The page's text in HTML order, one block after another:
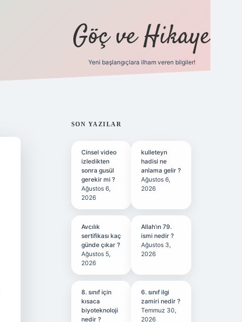
Göç ve Hikaye
Yeni başlangıçlara ilham veren bilgiler!
SIDEBAR
SON YAZILAR
Cinsel video
izledikten
sonra gusül
gerekir mi ?
Ağustos 6,
2026
kulleteyn
hadisi ne
anlama gelir ?
Ağustos 6,
2026
Avcılık
sertifikası kaç
günde çıkar ?
Ağustos 5,
2026
Allah’ın 79.
ismi nedir ?
Ağustos 3,
2026
8. sınıf için
kısaca
biyoteknoloji
nedir ?
6. sınıf ilgi
zamiri nedir ?
Temmuz 30,
2026